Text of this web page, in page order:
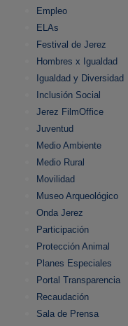
Empleo
ELAs
Festival de Jerez
Hombres x Igualdad
Igualdad y Diversidad
Inclusión Social
Jerez FilmOffice
Juventud
Medio Ambiente
Medio Rural
Movilidad
Museo Arqueológico
Onda Jerez
Participación
Protección Animal
Planes Especiales
Portal Transparencia
Recaudación
Sala de Prensa